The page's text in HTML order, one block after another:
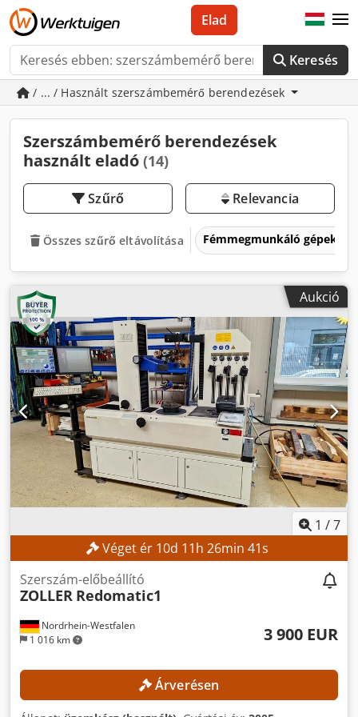
Keresés
Elad
/ ... / Használt szerszámbemérő berendezések
Szerszámbemérő berendezések
használt eladó (14)
Szűrő Relevancia
Összes szűrő eltávolítása Fémmegmunkáló gépek és
Aukció
1 /7
Véget ér 10d 11h 26min 40s
Nordrhein-Westfalen
1 016 km
Szerszám-előbeállító
ZOLLER Redomatic1
3 900 EUR
Árverésen